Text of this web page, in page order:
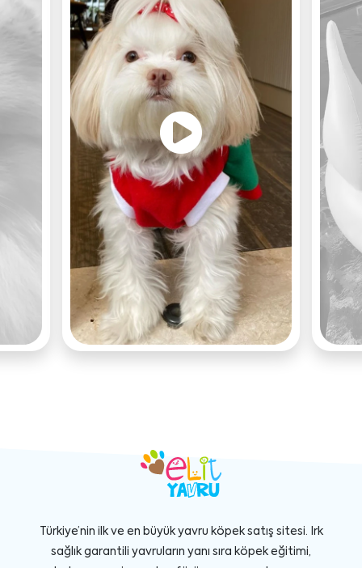
Türkiye’nin ilk ve en büyük yavru köpek satış sitesi. Irk
sağlık garantili yavruların yanı sıra köpek eğitimi,